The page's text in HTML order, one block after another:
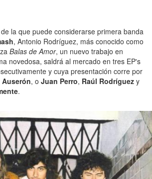
la que puede considerarse primera banda
, Antonio Rodríguez, más conocido como
Balas de Amor, un nuevo trabajo en
novedosa, saldrá al mercado en tres EP's
y cuya presentación corre por
, o Juan Perro, Raúl Rodríguez y
.